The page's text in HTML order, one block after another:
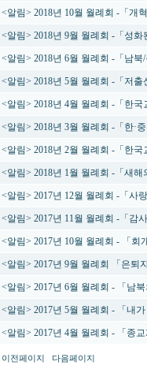
<알림> 2018년 10월 월례회 -「개
<알림> 2018년 9월 월례회 -「성
<알림> 2018년 6월 월례회 -「남북
<알림> 2018년 5월 월례회 -「저
<알림> 2018년 4월 월례회 -「한국
<알림> 2018년 3월 월례회 -「한·
<알림> 2018년 2월 월례회 -「한국
<알림> 2018년 1월 월례회 -「새해
<알림> 2017년 12월 월례회 -「사
<알림> 2017년 11월 월례회 -「감
<알림> 2017년 10월 월례회 - 「회
<알림> 2017년 9월 월례회 「은퇴
<알림> 2017년 6월 월례회 - 「남
<알림> 2017년 5월 월례회 - 「내
<알림> 2017년 4월 월례회 - 「종
이전페이지 다음페이지